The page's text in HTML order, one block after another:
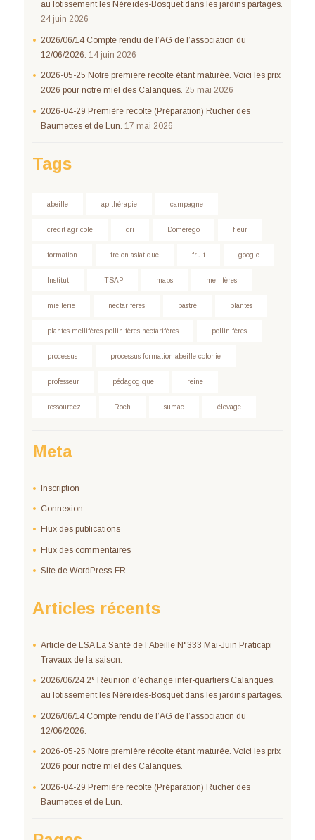
au lotissement les Néreïdes-Bosquet dans les jardins partagés.
24 juin 2026
2026/06/14 Compte rendu de l’AG de l’association du
12/06/2026. 14 juin 2026
2026-05-25 Notre première récolte étant maturée. Voici les prix
2026 pour notre miel des Calanques. 25 mai 2026
2026-04-29 Première récolte (Préparation) Rucher des
Baumettes et de Lun. 17 mai 2026
Tags
abeille apithérapie campagne
credit agricole cri Domerego fleur
formation frelon asiatique fruit google
Institut ITSAP maps mellifères
miellerie nectarifères pastré plantes
plantes mellifères pollinifères nectarifères pollinifères
processus processus formation abeille colonie
professeur pédagogique reine
ressourcez Roch sumac élevage
Meta
Inscription
Connexion
Flux des publications
Flux des commentaires
Site de WordPress-FR
Articles récents
Article de LSA La Santé de l’Abeille N°333 Mai-Juin Praticapi
Travaux de la saison.
2026/06/24 2° Réunion d’échange inter-quartiers Calanques,
au lotissement les Néreïdes-Bosquet dans les jardins partagés.
2026/06/14 Compte rendu de l’AG de l’association du
12/06/2026.
2026-05-25 Notre première récolte étant maturée. Voici les prix
2026 pour notre miel des Calanques.
2026-04-29 Première récolte (Préparation) Rucher des
Baumettes et de Lun.